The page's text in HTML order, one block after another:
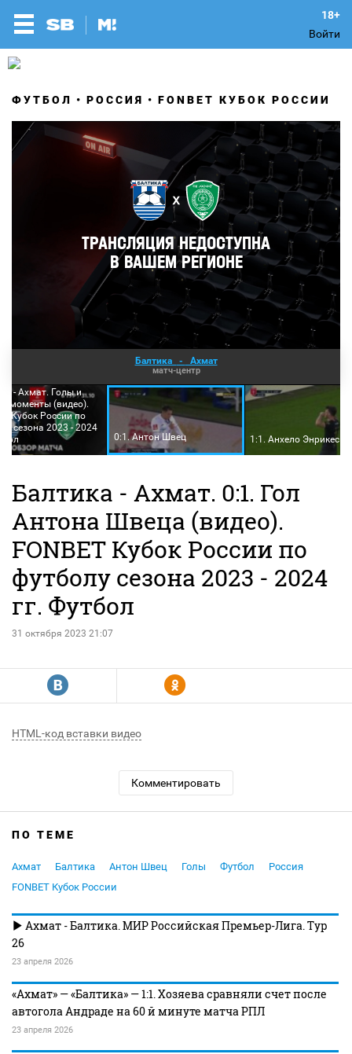
Войти
ФУТБОЛ РОССИЯ FONBET КУБОК РОССИИ
Балтика - Ахмат
матч-центр
- Ахмат. Голы и
моменты (видео).
Кубок России по
сезона 2023 - 2024
0:1. Антон Швец 1:1. Анхело Энрикес
Балтика - Ахмат. 0:1. Гол
Антона Швеца (видео).
FONBET Кубок России по
футболу сезона 2023 - 2024
гг. Футбол
31 октября 2023 21:07
R Y
HTML-код вставки видео
Комментировать
ПО ТЕМЕ
Ахмат Балтика Антон Швец Голы Футбол
Россия
FONBET Кубок России
Ахмат - Балтика. МИР Российская Премьер-Лига. Тур
26
23 апреля 2026
«Ахмат» — «Балтика» — 1:1. Хозяева сравняли счет после
автогола Андраде на 60 й минуте матча РПЛ
23 апреля 2026